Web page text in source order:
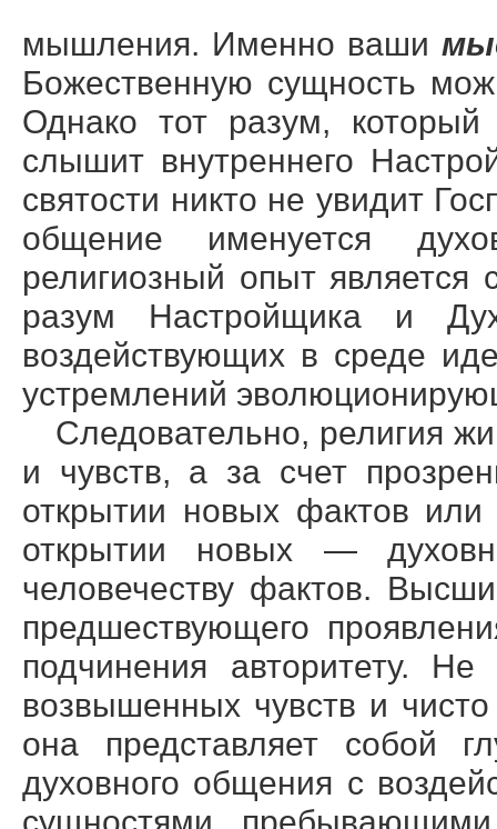
мышления. Именно ваши
Божественную сущность
Однако тот разум,
слышит внутреннего
святости никто не увидит
общение именуется
религиозный опыт является
разум Настройщика и
воздействующих в среде
устремлений
Следовательно, религия
и чувств, а за счет
открытии новых фактов
открытии новых —
человечеству фактов.
предшествующего
подчинения авторитету.
возвышенных чувств и
она представляет собой
духовного общения с
сущностями,